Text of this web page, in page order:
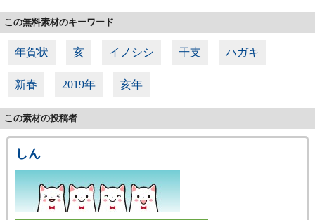
この無料素材のキーワード
年賀状 亥 イノシシ 干支 ハガキ
新春 2019年 亥年
この素材の投稿者
しん